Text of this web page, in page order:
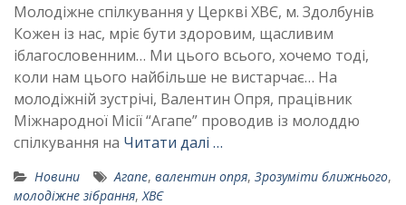
Молодіжне спілкування у Церкві ХВЄ, м. Здолбунів
Кожен із нас, мріє бути здоровим, щасливим
іблагословенним… Ми цього всього, хочемо тоді,
коли нам цього найбільше не вистарчає… На
молодіжній зустрічі, Валентин Опря, працівник
Міжнародної Місії “Агапе” проводив із молоддю
спілкування на Читати далі …
Новини Агапе, валентин опря, Зрозуміти ближнього,
молодіжне зібрання,ХВЄ